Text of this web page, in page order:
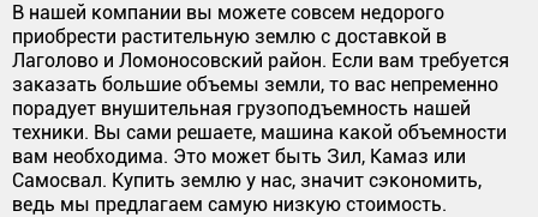
В нашей компании вы можете совсем недорого
приобрести растительную землю с доставкой в
Лаголово и Ломоносовский район. Если вам требуется
заказать большие объемы земли, то вас непременно
порадует внушительная грузоподъемность нашей
техники. Вы сами решаете, машина какой объемности
вам необходима. Это может быть Зил, Камаз или
Самосвал. Купить землю у нас, значит сэкономить,
ведь мы предлагаем самую низкую стоимость.